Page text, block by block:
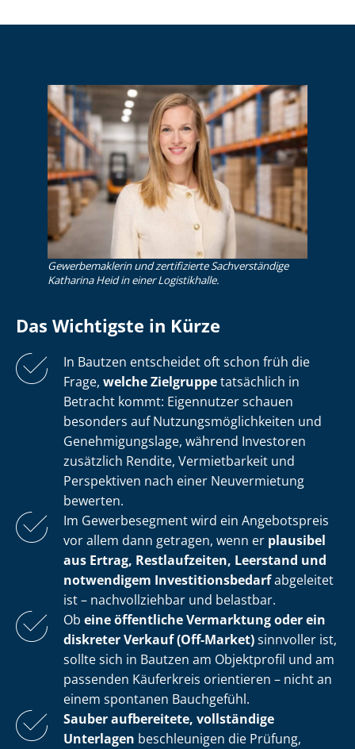
Gewerbemaklerin und zertifizierte Sachverständige
Katharina Heid in einer Logistikhalle.
Das Wichtigste in Kürze
In Bautzen entscheidet oft schon früh die
Frage, welche Zielgruppetatsächlich in
Betracht kommt: Eigennutzer schauen
besonders auf Nut­zungs­mög­lich­kei­ten und
Ge­neh­mi­gungs­la­ge, während Investoren
zusätzlich Rendite, Vermietbarkeit und
Perspektiven nach einer Neuvermietung
bewerten.
Im Gewerbesegment wird ein Angebotspreis
vor allem dann getragen, wenn er plausibel
aus Ertrag, Restlaufzeiten, Leerstand und
notwendigem In­ves­ti­ti­ons­be­darfabgeleitet
ist – nachvollziehbar und belastbar.
Ob eine öffentliche Vermarktung oder ein
diskreter Verkauf (Off-Market)sinnvoller ist,
sollte sich in Bautzen am Objektprofil und am
passenden Käuferkreis orientieren – nicht an
einem spontanen Bauchgefühl.
Sauber aufbereitete, vollständige
Unterlagen beschleunigen die Prüfung,